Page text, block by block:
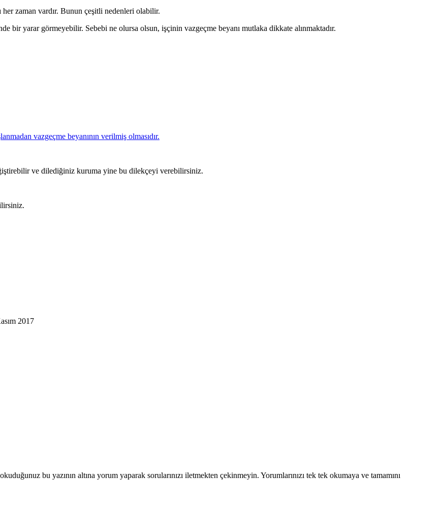
zaman vardır. Bunun çeşitli nedenleri olabilir.
bir yarar görmeyebilir. Sebebi ne olursa olsun, işçinin vazgeçme beyanı mutlaka dikkate alınmaktadır.
vazgeçme beyanının verilmiş olmasıdır.
ve dilediğiniz kuruma yine bu dilekçeyi verebilirsiniz.
2017
bu yazının altına yorum yaparak sorularınızı iletmekten çekinmeyin. Yorumlarınızı tek tek okumaya ve tamamını